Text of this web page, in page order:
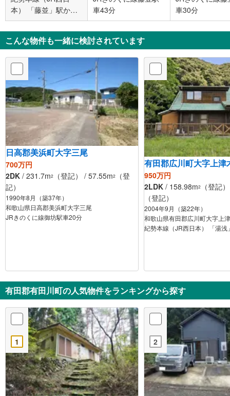
本） 「藤並」駅から
19100m
車43分
車30分
こんな物件も一緒に検討されています
日高郡美浜町大字三尾
700万円
2DK / 231.7m2 （登記） / 57.55m2
（登
記）
1990年8月（築37年）
和歌山県日高郡美浜町大字三尾
JRきのくに線御坊駅車20分
有田郡広川町大字上津
950万円
2LDK / 158.98m2
（登記
（登記）
2004年9月（築22年）
和歌山県有田郡広川町大字上
紀勢本線（JR西日本） 「湯
有田郡有田川町の人気物件をランキングから探す
1 2